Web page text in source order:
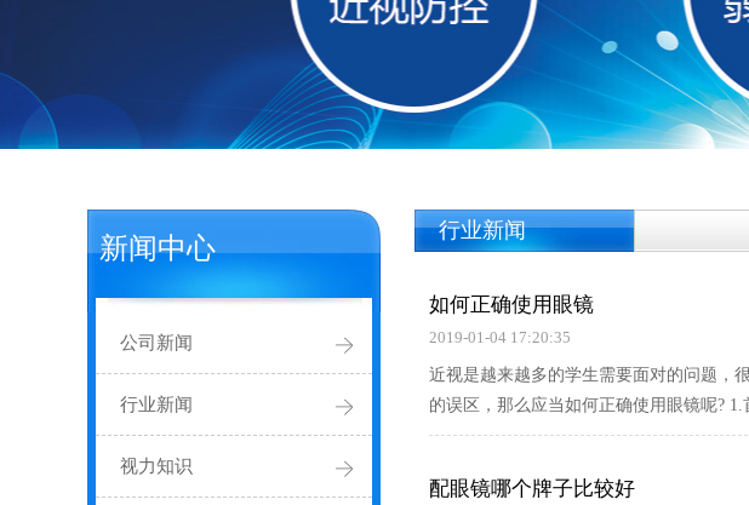
新闻中心
公司新闻
行业新闻
视力知识
行业新闻
如何正确使用眼镜
2019-01-04 17:20:35
近视是越来越多的学生需要面对的问题，
的误区，那么应当如何正确使用眼镜呢?
配眼镜哪个牌子比较好